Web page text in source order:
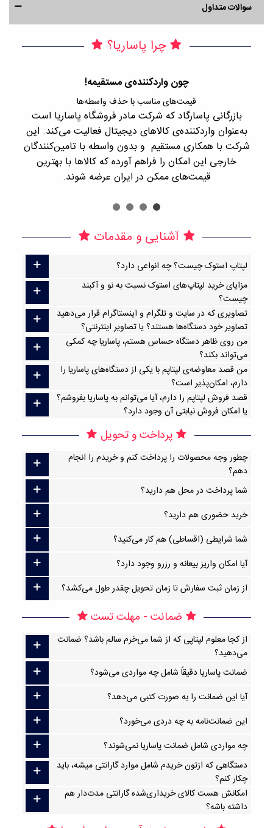
سوالات متداول
چرا پاساریا؟
چون واردکننده‌ی مستقیمه!
قیمت‌های مناسب با حذف واسطه‌ها
بازرگانی پاسارگاد که شرکت مادر فروشگاه پاساریا است
به‌عنوان واردکننده‌ی کالاهای دیجیتال فعالیت می‌کند. این
شرکت با همکاری مستقیم و بدون واسطه با تامین‌کنندگان
خارجی این امکان را فراهم آورده که کالاها با بهترین
قیمت‌های ممکن در ایران عرضه شوند.
آشنایی و مقدمات
لپتاپ استوک چیست؟ چه انواعی دارد؟
مزایای خرید لپتاپ‌های استوک نسبت به نو و آکبند
چیست؟
تصاویری که در سایت و تلگرام و اینستاگرام قرار می‌دهید
تصاویر خود دستگاه‌ها هستند؟ یا تصاویر اینترنتی؟
من روی ظاهر دستگاه حساس هستم، پاساریا چه کمکی
می‌تواند بکند؟
من قصد معاوضه‌ی لپتاپم با یکی از دستگاه‌های پاساریا را
دارم، امکان‌پذیر است؟
قصد فروش لپتاپم را دارم، آیا می‌توانم به پاساریا بفروشم؟
یا امکان فروش نیابتی آن وجود دارد؟
پرداخت و تحویل
چطور وجه محصولات را پرداخت کنم و خریدم را انجام
دهم؟
شما پرداخت در محل هم دارید؟
خرید حضوری هم دارید؟
شما شرایطی (اقساطی) هم کار می‌کنید؟
آیا امکان واریز بیعانه و رزرو وجود دارد؟
از زمان ثبت سفارش تا زمان تحویل چقدر طول می‌کشد؟
ضمانت - مهلت تست
از کجا معلوم لپتاپی که از شما می‌خرم سالم باشد؟ ضمانت
می‌دهید؟
ضمانت پاساریا دقیقاً شامل چه مواردی می‌شود؟
آیا این ضمانت را به صورت کتبی می‌دهد؟
این ضمانت‌نامه به چه دردی می‌خورد؟
چه مواردی شامل ضمانت پاساریا نمی‌شوند؟
دستگاهی که ازتون خریدم شامل موارد گارانتی میشه، باید
چکار کنم؟
امکانش هست کالای خریداری‌شده گارانتی مدت‌دار هم
داشته باشه؟